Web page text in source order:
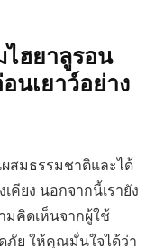
ไฮยาลูรอน
นเยาว์อย่าง
สมธรรมชาติและได้
คียง นอกจากนี้เรายัง
มคิดเห็นจากผู้ใช้
ภัย ให้คุณมั่นใจได้ว่า